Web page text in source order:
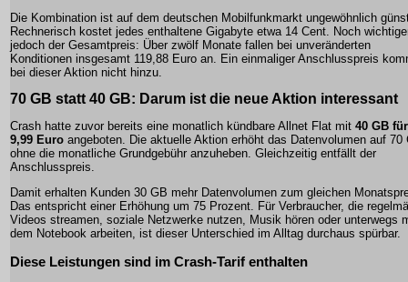
Die Kombination ist auf dem deutschen Mobilfunkmarkt ungewöhnlich
Rechnerisch kostet jedes enthaltene Gigabyte etwa 14 Cent. Noch
jedoch der Gesamtpreis: Über zwölf Monate fallen bei unveränderten
Konditionen insgesamt 119,88 Euro an. Ein einmaliger Anschlusspreis
bei dieser Aktion nicht hinzu.
70 GB statt 40 GB: Darum ist die neue Aktion interessant
Crash hatte zuvor bereits eine monatlich kündbare Allnet Flat mit 40 GB für
9,99 Euro angeboten. Die aktuelle Aktion erhöht das Datenvolumen auf 70
ohne die monatliche Grundgebühr anzuheben. Gleichzeitig entfällt der
Anschlusspreis.
Damit erhalten Kunden 30 GB mehr Datenvolumen zum gleichen
Das entspricht einer Erhöhung um 75 Prozent. Für Verbraucher, die
Videos streamen, soziale Netzwerke nutzen, Musik hören oder unterwegs
dem Notebook arbeiten, ist dieser Unterschied im Alltag durchaus spürbar.
Diese Leistungen sind im Crash-Tarif enthalten